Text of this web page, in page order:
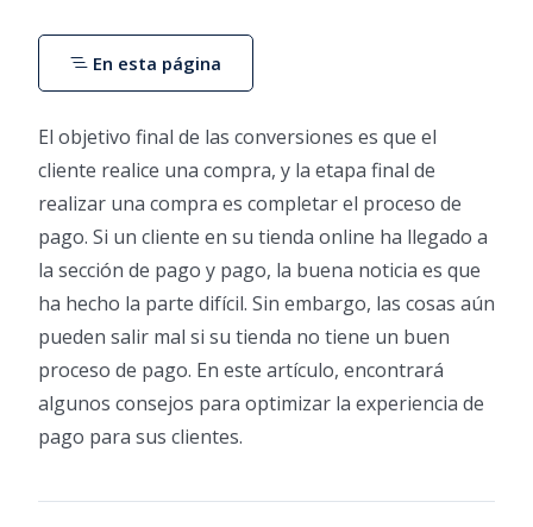
El objetivo final de las conversiones es que el
cliente realice una compra, y la etapa final de
realizar una compra es completar el proceso de
pago. Si un cliente en su tienda online ha llegado a
la sección de pago y pago, la buena noticia es que
ha hecho la parte difícil. Sin embargo, las cosas aún
pueden salir mal si su tienda no tiene un buen
proceso de pago. En este artículo, encontrará
algunos consejos para optimizar la experiencia de
pago para sus clientes.
En esta página